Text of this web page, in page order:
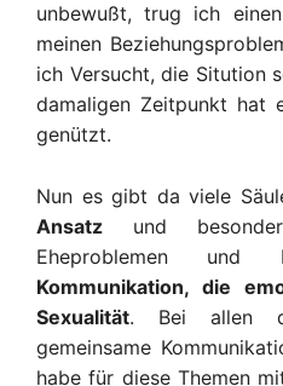
unbewußt, trug ich
meinen
ich Versucht, die Sitution
damaligen Zeitpunkt hat
genützt.
Nun es gibt da viele
Ansatz und
Eheproblemen und
Kommunikation, die
Sexualität. Bei allen
gemeinsame
habe für diese Themenmit